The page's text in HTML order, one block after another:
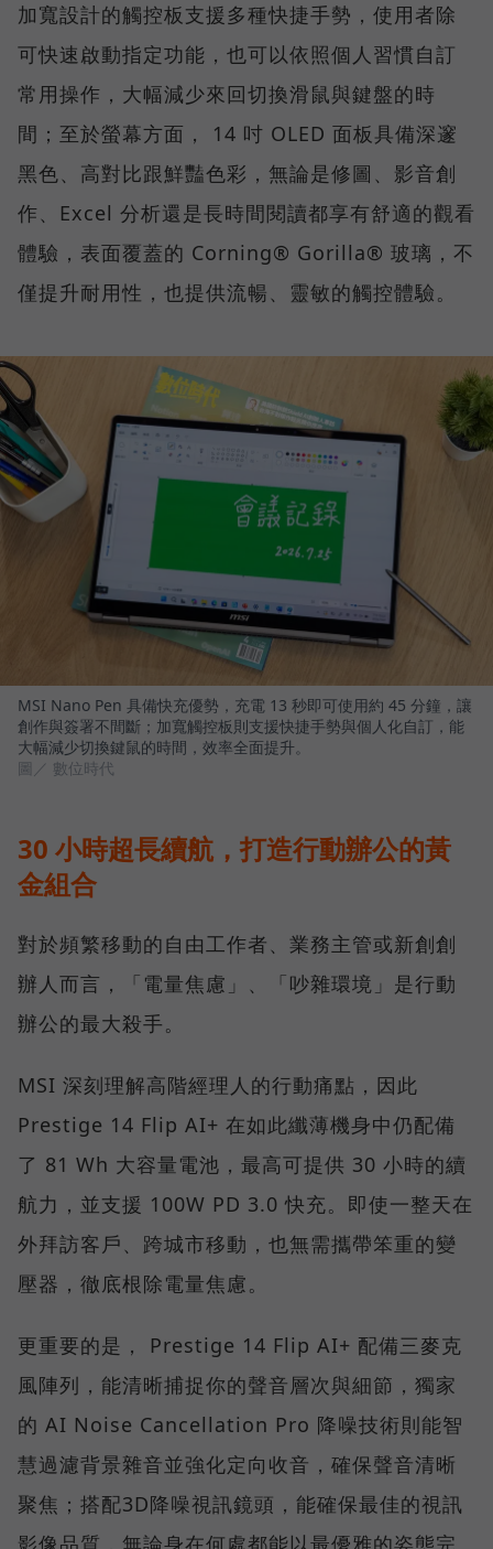
加寬設計的觸控板支援多種快捷手勢，使用者除
可快速啟動指定功能，也可以依照個人習慣自訂
常用操作，大幅減少來回切換滑鼠與鍵盤的時
間；至於螢幕方面， 14 吋 OLED 面板具備深邃
黑色、高對比跟鮮豔色彩，無論是修圖、影音創
作、Excel 分析還是長時間閱讀都享有舒適的觀看
體驗，表面覆蓋的 Corning® Gorilla® 玻璃，不
僅提升耐用性，也提供流暢、靈敏的觸控體驗。
MSI Nano Pen 具備快充優勢，充電 13 秒即可使用約 45 分鐘，讓
創作與簽署不間斷；加寬觸控板則支援快捷手勢與個人化自訂，能
大幅減少切換鍵鼠的時間，效率全面提升。
圖／ 數位時代
30 小時超長續航，打造行動辦公的黃
金組合
對於頻繁移動的自由工作者、業務主管或新創創
辦人而言，「電量焦慮」、「吵雜環境」是行動
辦公的最大殺手。
MSI 深刻理解高階經理人的行動痛點，因此
Prestige 14 Flip AI+ 在如此纖薄機身中仍配備
了 81 Wh 大容量電池，最高可提供 30 小時的續
航力，並支援 100W PD 3.0 快充。即使一整天在
外拜訪客戶、跨城市移動，也無需攜帶笨重的變
壓器，徹底根除電量焦慮。
更重要的是， Prestige 14 Flip AI+ 配備三麥克
風陣列，能清晰捕捉你的聲音層次與細節，獨家
的 AI Noise Cancellation Pro 降噪技術則能智
慧過濾背景雜音並強化定向收音，確保聲音清晰
聚焦；搭配3D降噪視訊鏡頭，能確保最佳的視訊
影像品質，無論身在何處都能以最優雅的姿態完